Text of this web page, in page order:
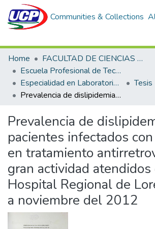
Communities & Collections
Home
FACULTAD DE CIENCIAS DE LA SALUD
Escuela Profesional de Tecnología Médica
Especialidad en Laboratorio Clínico y Anatomía Patológica
Tesis
Prevalencia de dislipidemia en pacientes infectados con el VIH y en tratamiento antirretroviral de gran actividad atendidos en el Hospital Regional de Loreto, agosto a noviembre del 2012
Prevalencia de
pacientes infectados
en tratamiento
gran actividad
Hospital Regional de
a noviembre del 2012